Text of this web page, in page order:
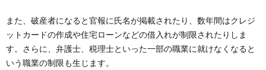
また、破産者になると官報に氏名が掲載されたり、数年間はクレジ
ットカードの作成や住宅ローンなどの借入れが制限されたりしま
す。さらに、弁護士、税理士といった一部の職業に就けなくなると
いう職業の制限も生じます。